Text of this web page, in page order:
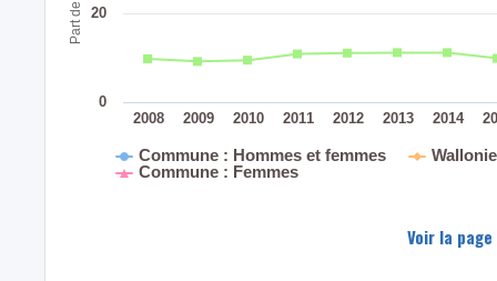
Commune : Hommes et femmes
Commune : Femmes
2008 2009 2010 2011 2012 2013 2014
0
20
Voir la